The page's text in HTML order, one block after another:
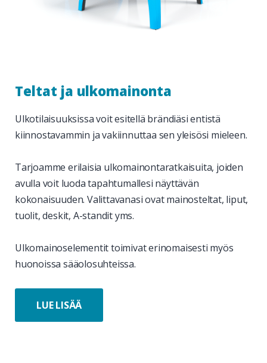
Teltat ja ulkomainonta
Ulkotilaisuuksissa voit esitellä brändiäsi entistä
kiinnostavammin ja vakiinnuttaa sen yleisösi mieleen.
Tarjoamme erilaisia ulkomainontaratkaisuita, joiden
avulla voit luoda tapahtumallesi näyttävän
kokonaisuuden. Valittavanasi ovat mainosteltat, liput,
tuolit, deskit, A-standit yms.
Ulkomainoselementit toimivat erinomaisesti myös
huonoissa sääolosuhteissa.
LUE LISÄÄ